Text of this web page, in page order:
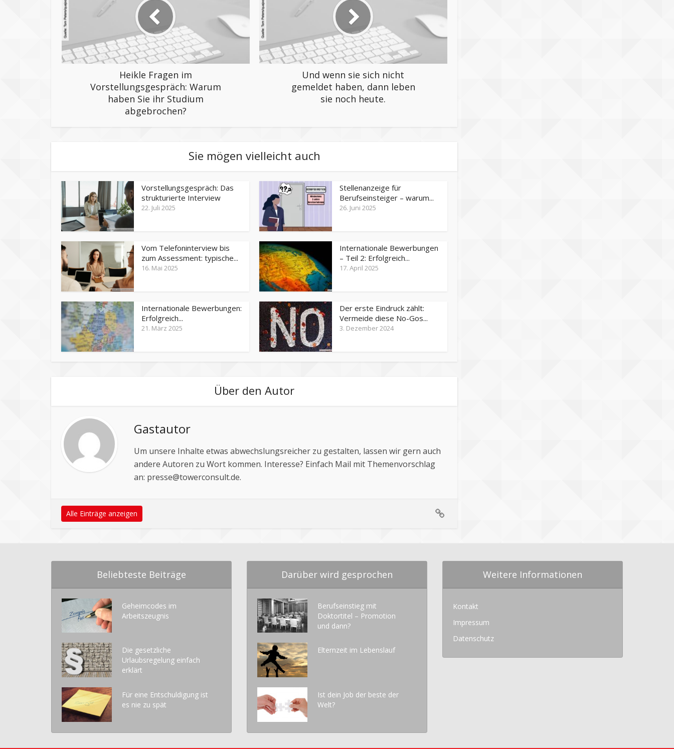
Heikle Fragen im
Vorstellungsgespräch: Warum
haben Sie ihr Studium
abgebrochen?
Und wenn sie sich nicht
gemeldet haben, dann leben
sie noch heute.
Sie mögen vielleicht auch
Vorstellungsgespräch: Das
strukturierte Interview
22. Juli 2025
Stellenanzeige für
Berufseinsteiger – warum...
26. Juni 2025
Vom Telefoninterview bis
zum Assessment: typische...
16. Mai 2025
Internationale Bewerbungen
– Teil 2: Erfolgreich...
17. April 2025
Internationale Bewerbungen:
Erfolgreich...
21. März 2025
Der erste Eindruck zählt:
Vermeide diese No-Gos...
3. Dezember 2024
Über den Autor
Gastautor
Um unsere Inhalte etwas abwechslungsreicher zu gestalten, lassen wir gern auch
andere Autoren zu Wort kommen. Interesse? Einfach Mail mit Themenvorschlag
an: presse@towerconsult.de.
Alle Einträge anzeigen
Beliebteste Beiträge
Geheimcodes im
Arbeitszeugnis
Die gesetzliche
Urlaubsregelung einfach
erklärt
Für eine Entschuldigung ist
es nie zu spät
Darüber wird gesprochen
Berufseinstieg mit
Doktortitel – Promotion
und dann?
Elternzeit im Lebenslauf
Ist dein Job der beste der
Welt?
Weitere Informationen
Kontakt
Impressum
Datenschutz